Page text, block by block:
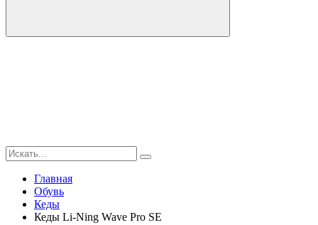
Главная
Обувь
Кеды
Кеды Li-Ning Wave Pro SE